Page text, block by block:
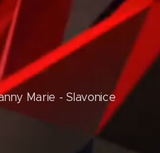
Marie - Slavonice